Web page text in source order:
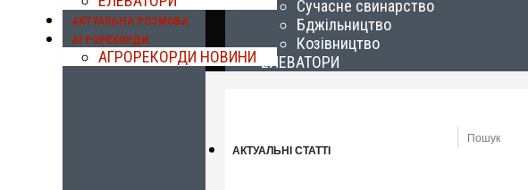
АКТУАЛЬНА РОЗМОВА
АГРОРЕКОРДИ
АГРОРЕКОРДИ НОВИНИ
Сучасне свинарство
Бджільництво
Козівництво
ЕЛЕВАТОРИ
АКТУАЛЬНІ СТАТТІ